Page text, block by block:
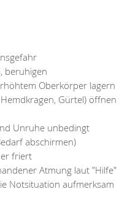
beruhigen
Oberkörper lagern
Gürtel) öffnen
Unruhe unbedingt
abschirmen)
friert
Atmung laut "Hilfe"
Notsituation aufmerksam